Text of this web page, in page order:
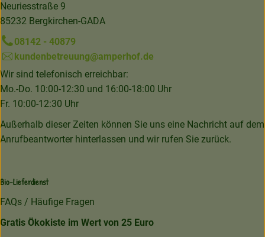
Neuriesstraße 9
85232 Bergkirchen-GADA
08142 - 40879
kundenbetreuung@amperhof.de
Wir sind telefonisch erreichbar:
Mo.-Do. 10:00-12:30 und 16:00-18:00 Uhr
Fr. 10:00-12:30 Uhr
Außerhalb dieser Zeiten können Sie uns eine Nachricht auf dem
Anrufbeantworter hinterlassen und wir rufen Sie zurück.
Bio-Lieferdienst
FAQs / Häufige Fragen
Gratis Ökokiste im Wert von 25 Euro